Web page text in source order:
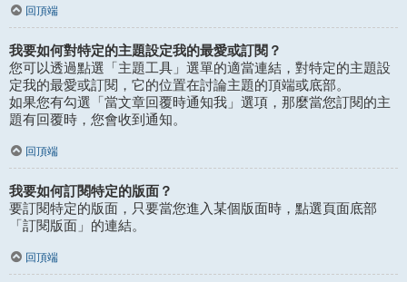
回頂端
我要如何對特定的主題設定我的最愛或訂閱？
您可以透過點選「主題工具」選單的適當連結，對特定的主題設
定我的最愛或訂閱，它的位置在討論主題的頂端或底部。
如果您有勾選「當文章回覆時通知我」選項，那麼當您訂閱的主
題有回覆時，您會收到通知。
回頂端
我要如何訂閱特定的版面？
要訂閱特定的版面，只要當您進入某個版面時，點選頁面底部
「訂閱版面」的連結。
回頂端